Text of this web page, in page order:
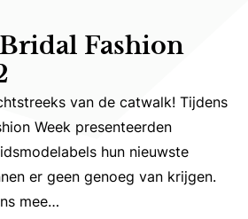
Fashion
van de catwalk! Tijdens
van de catwalk! Tijdens
Week presenteerden
hun nieuwste
er geen genoeg van krijgen.
mee…